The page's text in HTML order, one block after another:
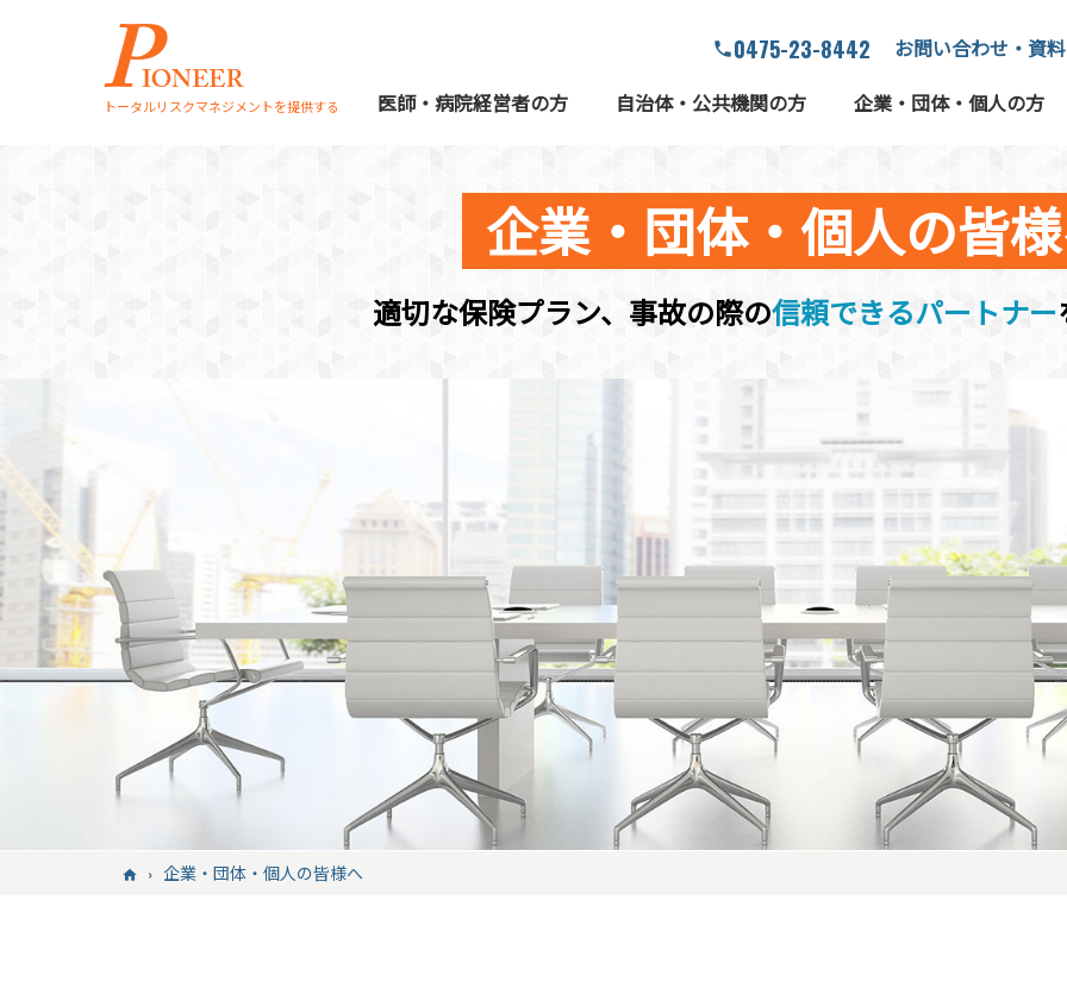
トータルリスクマネジメントを提供する
phone0475-23-8442
お問い合わせ・資
医師・病院経営者の方
自治体・公共機関の方 企業・団体・個人の方
企業・団体・個人の皆
適切な保険プラン、 事故の際の信頼できるパートナー
home 企業・団体・個人の皆様へ